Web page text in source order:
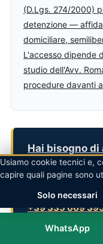
(D.Lgs. 274/2000)
detenzione —
domiciliare,
L'accesso dipende
studio dell'Avv.
procedure davanti
Hai bisogno
Avv. Massimo
+39 335 669
Via Avicenna 97,
WhatsApp
Usiamo cookie tecnici e,
capire quali pagine sono
Solo necessari